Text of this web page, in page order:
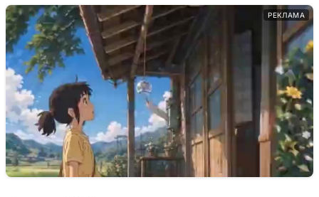
РЕКЛАМА